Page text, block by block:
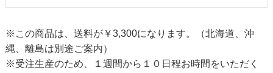
※この商品は、送料が￥3,300になります。（北海道、沖
縄、離島は別途ご案内）
※受注生産のため、１週間から１０日程お時間をいただく